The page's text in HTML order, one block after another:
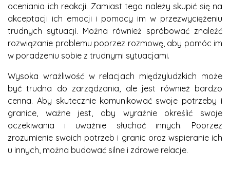
oceniania ich reakcji. Zamiast tego należy skupić się na
akceptacji ich emocji i pomocy im w przezwyciężeniu
trudnych sytuacji. Można również spróbować znaleźć
rozwiązanie problemu poprzez rozmowę, aby pomóc im
w poradzeniu sobie z trudnymi sytuacjami.
Wysoka wrażliwość w relacjach międzyludzkich może
być trudna do zarządzania, ale jest również bardzo
cenna. Aby skutecznie komunikować swoje potrzeby i
granice, ważne jest, aby wyraźnie określić swoje
oczekiwania i uważnie słuchać innych. Poprzez
zrozumienie swoich potrzeb i granic oraz wspieranie ich
u innych, można budować silne i zdrowe relacje.